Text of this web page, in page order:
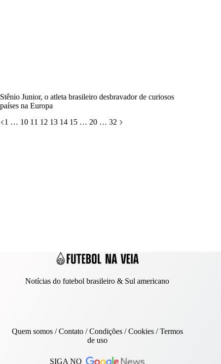
Stênio Junior, o atleta brasileiro desbravador de curiosos
países na Europa
1 … 10 11 12 13 14 15 … 20 … 32
Notícias do futebol brasileiro & Sul americano
Quem somos/Contato/ Condições /Cookies/Termos
de uso
SIGA NO